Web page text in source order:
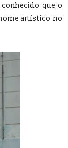
que o
artístico no